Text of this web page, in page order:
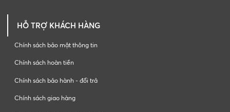
HỖ TRỢ KHÁCH HÀNG
Chính sách bảo mật thông tin
Chính sách hoàn tiền
Chính sách bảo hành - đổi trả
Chính sách giao hàng